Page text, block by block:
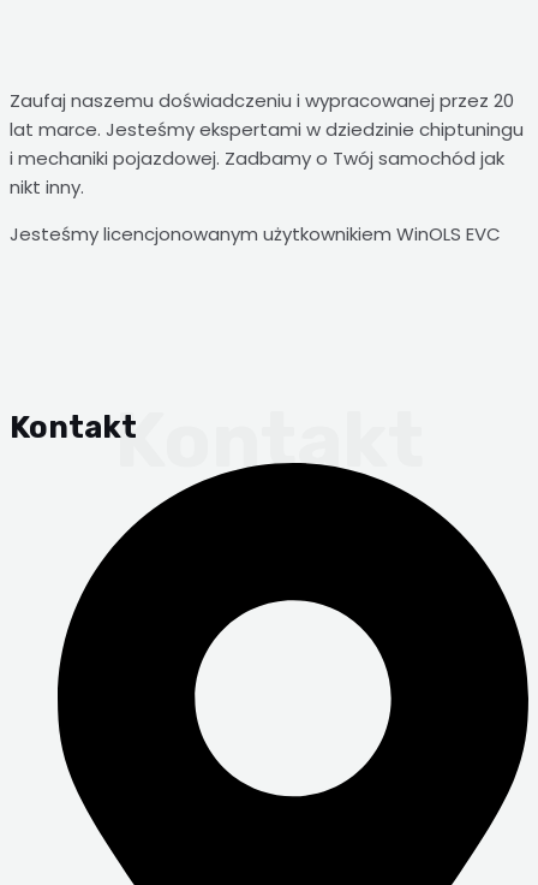
Zaufaj naszemu doświadczeniu i wypracowanej przez 20
lat marce. Jesteśmy ekspertami w dziedzinie chiptuningu
i mechaniki pojazdowej. Zadbamy o Twój samochód jak
nikt inny.
Jesteśmy licencjonowanym użytkownikiem WinOLS EVC
Kontakt